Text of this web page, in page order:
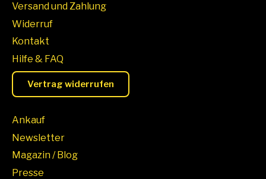
Versand und Zahlung
Widerruf
Kontakt
Hilfe & FAQ
Vertrag widerrufen
Ankauf
Newsletter
Magazin / Blog
Presse